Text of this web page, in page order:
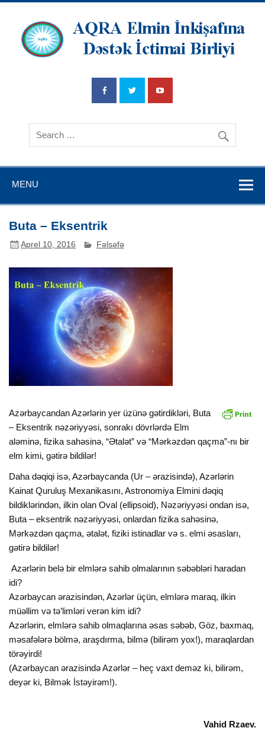
İnkişafına
Dətsək İctimai
Birliyi
MENU
Buta – Eksentrik
Aprel 10, 2016 Fəlsəfə
Azərbaycandan Azərlərin yer üzünə gətirdikləri, Buta
– Eksentrik nəzəriyyəsi, sonrakı dövrlərdə Elm
aləminə, fizika sahəsinə, “Ətalət” və “Mərkəzdən qaçma”-nı bir
elm kimi, gətirə bildilər!
Daha dəqiqi isə, Azərbaycanda (Ur – ərazisində), Azərlərin
Kainat Quruluş Mexanikasını, Astronomiya Elmini dəqiq
bildiklərindən, ilkin olan Oval (ellipsoid), Nəzəriyyəsi ondan isə,
Buta – eksentrik nəzəriyyəsi, onlardan fizika sahəsinə,
Mərkəzdən qaçma, ətalət, fiziki istinadlar və s. elmi əsasları,
gətirə bildilər!
Azərlərin belə bir elmlərə sahib olmalarının səbəbləri haradan
idi?
Azərbaycan ərazisindən, Azərlər üçün, elmlərə maraq, ilkin
müəllim və tə’limləri verən kim idi?
Azərlərin, elmlərə sahib olmaqlarına əsas səbəb, Göz, baxmaq,
məsafələrə bölmə, araşdırma, bilmə (bilirəm yox!), maraqlardan
törəyirdi!
(Azərbaycan ərazisində Azərlər – heç vaxt deməz ki, bilirəm,
deyər ki, Bilmək İstəyirəm!).
Vahid Rzaev.